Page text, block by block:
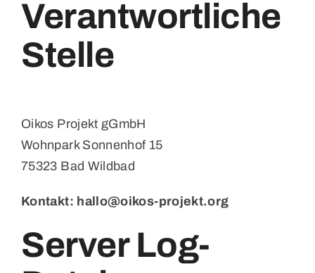
Verantwortliche
Stelle
Oikos Projekt gGmbH
Wohnpark Sonnenhof 15
75323 Bad Wildbad
Kontakt: hallo@oikos-projekt.org
Server Log-